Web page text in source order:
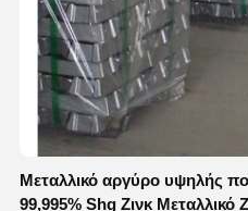
Μεταλλικό αργύρο υψηλής
99,995% Shg Ζινκ Μεταλλικό